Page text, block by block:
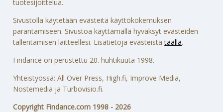
tuotesijoittelua.
Sivustolla käytetään evästeitä käyttökokemuksen
parantamiseen. Sivustoa käyttämällä hyväksyt evästeiden
tallentamisen laitteellesi. Lisätietoja evästeistätäällä.
Findance on perustettu 20. huhtikuuta 1998.
Yhteistyössä: All Over Press, High.fi, Improve Media,
Nostemedia ja Turbovisio.fi.
Copyright Findance.com 1998 - 2026